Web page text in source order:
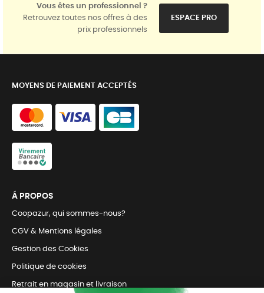
Vous êtes un professionnel ?
Retrouvez toutes nos offres à des
prix professionnels
ESPACE PRO
MOYENS DE PAIEMENT ACCEPTÉS
Á PROPOS
Coopazur, qui sommes-nous?
CGV & Mentions légales
Gestion des Cookies
Politique de cookies
Retrait en magasin et livraison